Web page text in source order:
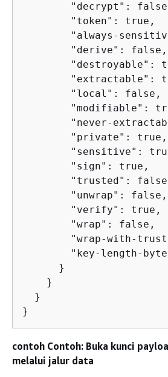
"decrypt":
        "token": true,
"always-
        "derive": false,
"destroyable":
"extractable":
        "local": false,
"modifiable":
"never-
        "private": true,
"sensitive":
        "sign": true,
"trusted":
        "unwrap": false,
        "verify": true,
        "wrap": false,
"wrap-with-
"key-length-
      }
    }
  }
}
contoh Contoh: Buka kunci
melalui jalur data